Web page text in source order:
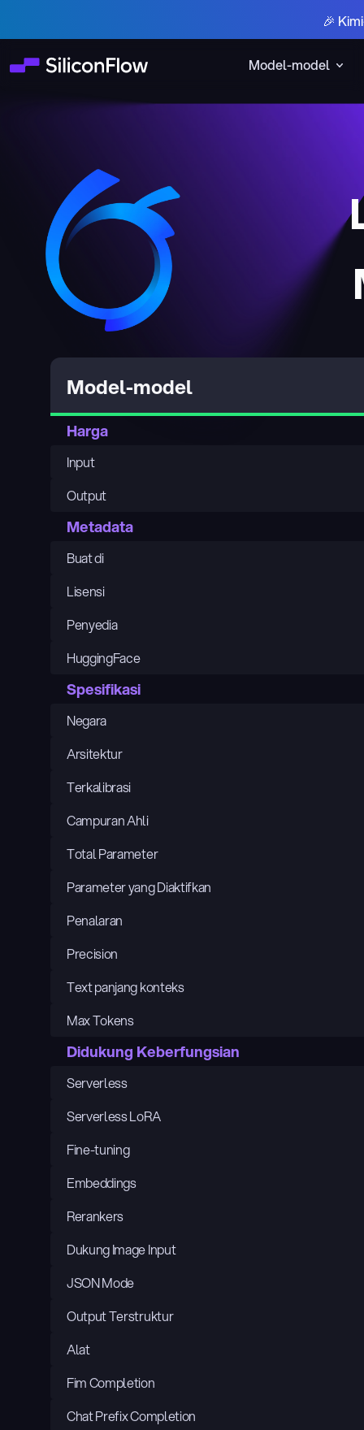
Model-model
🎉
Model-model
Harga
Input
Output
Metadata
Buat di
Lisensi
Penyedia
HuggingFace
Spesifikasi
Negara
Arsitektur
Terkalibrasi
Campuran Ahli
Total Parameter
Parameter yang Diaktifkan
Penalaran
Precision
Text panjang konteks
Max Tokens
Didukung Keberfungsian
Serverless
Serverless LoRA
Fine-tuning
Embeddings
Rerankers
Dukung Image Input
JSON Mode
Output Terstruktur
Alat
Fim Completion
Chat Prefix Completion